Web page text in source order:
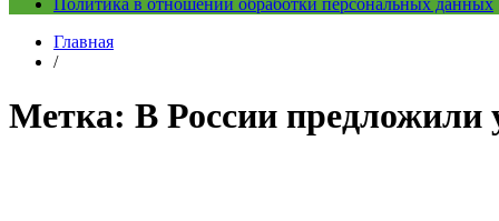
Главная
/
Метка: В России предложили